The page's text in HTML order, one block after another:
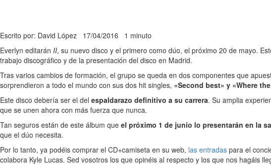
Escrito por: David López 17/04/2016 1 minuto
Everlyn editarán II, su nuevo disco y el primero como dúo, el próximo 20 de mayo.
trabajo discográfico y de la presentación del disco en Madrid.
Tras varios cambios de formación, el grupo se queda en dos componentes que
sorprendieron a todo el mundo con sus dos hit singles, «Second best» y «Where
Este disco debería ser el del espaldarazo definitivo a su carrera. Su amplia
que se unen ahora con más fuerza que nunca.
Tan seguros están de este álbum que el próximo 1 de junio lo presentarán en la
que el dúo necesita.
Por lo tanto, ya podéis comprar el CD+camiseta en su web, las entradas para el
colabora Kyle Lucas. Sed vosotros los que opinéis al respecto y los que nos hagáis